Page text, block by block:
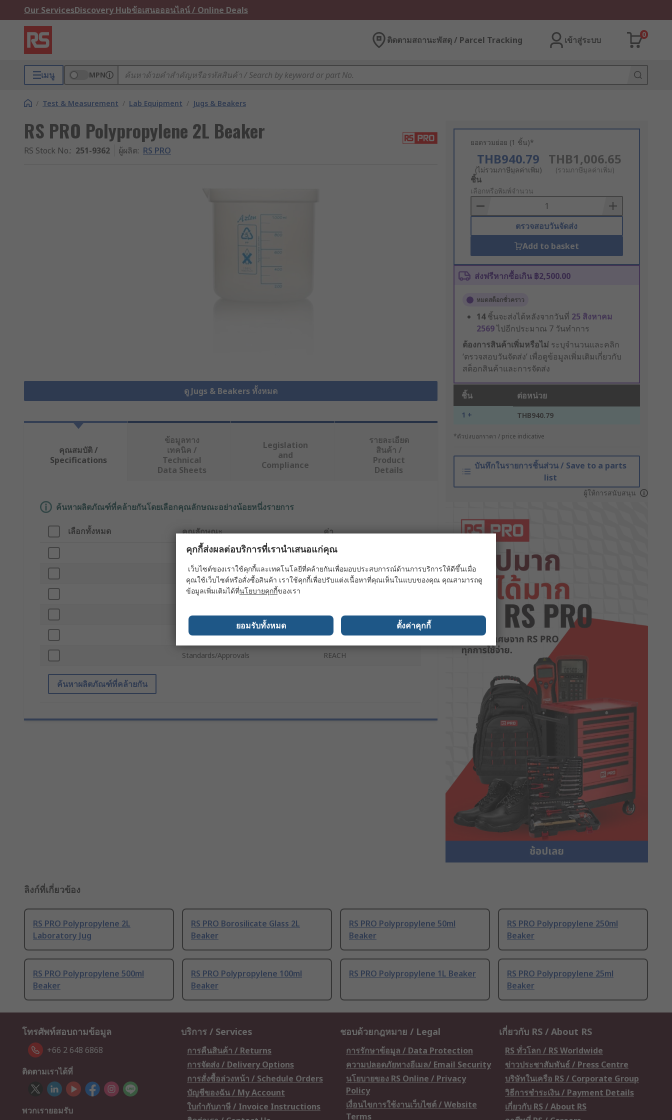
Our ServicesDiscovery Hubข้อเสนอออนไลน์ / Online Deals
ติดตามสถานะพัสดุ / Parcel Tracking เข้าสู่ระบบ
0
เมนู MPN
/ Test & Measurement / Lab Equipment / Jugs & Beakers
RS PRO Polypropylene 2L Beaker
RS Stock No.: 251-9362 ผู้ผลิต: RS PRO
ดู Jugs & Beakers ทั้งหมด
ยอดรวมย่อย (1 ชิ้น)*
THB940.79
(ไม่รวมภาษีมูลค่าเพิ่ม)
THB1,006.65
(รวมภาษีมูลค่าเพิ่ม)
Add
to
Basket
ชิ้น
เลือกหรือพิมพ์จำนวน
ตรวจสอบวันจัดส่ง
Add to basket
ส่งฟรีหากซื้อเกิน ฿2,500.00
หมดสต็อกชั่วคราว
14ชิ้นจะส่งได้หลังจากวันที่ 25 สิงหาคม
2569ไปอีกประมาณ 7 วันทำการ
ต้องการสินค้าเพิ่มหรือไม่ ระบุจำนวนและคลิก
‘ตรวจสอบวันจัดส่ง’ เพื่อดูข้อมูลเพิ่มเติมเกี่ยวกับ
สต็อกสินค้าและการจัดส่ง
ชิ้น ต่อหน่วย
1 + THB940.79
*ตัวบ่งบอกราคา / price indicative
บันทึกในรายการชิ้นส่วน / Save to a parts
list
ผู้ให้การสนับสนุน
คุณสมบัติ /
Specifications
ข้อมูลทาง
เทคนิค /
Technical
Data Sheets
Legislation
and
Compliance
รายละเอียด
สินค้า /
Product
Details
ค้นหาผลิตภัณฑ์ที่คล้ายกันโดยเลือกคุณลักษณะอย่างน้อยหนึ่งรายการ
เลือกทั้งหมด คุณลักษณะ ค่า
Brand RS PRO
Product Type Beaker
Material
Capacity 2L
Length 160mm
Standards/Approvals REACH
ค้นหาผลิตภัณฑ์ที่คล้ายกัน
ลิงก์ที่เกี่ยวข้อง
RS PRO Polypropylene 2L
Laboratory Jug
RS PRO Borosilicate Glass 2L
Beaker
RS PRO Polypropylene 50ml
Beaker
RS PRO Polypropylene 250ml
Beaker
RS PRO Polypropylene 500ml
Beaker
RS PRO Polypropylene 100ml
Beaker
RS PRO Polypropylene 1L Beaker
RS PRO Polypropylene 25ml
Beaker
โทรศัพท์สอบถามข้อมูล
+66 2 648 6868
ติดตามเราได้ที่
พวกเรายอมรับ
บริการ / Services
การคืนสินค้า / Returns
การจัดส่ง / Delivery Options
การสั่งซื้อล่วงหน้า / Schedule Orders
บัญชีของฉัน / My Account
ใบกำกับภาษี / Invoice Instructions
ชอบด้วยกฎหมาย / Legal
การรักษาข้อมูล / Data Protection
ความปลอดภัยทางอีเมล/ Email Security
นโยบายของ RS Online / Privacy
Policy
เงื่อนไขการใช้งานเว็บไซต์ / Website
Terms
เกี่ยวกับ RS / About RS
RS ทั่วโลก / RS Worldwide
ข่าวประชาสัมพันธ์ / Press Centre
บริษัทในเครือ RS / Corporate Group
วิธีการชำระเงิน / Payment Details
เกี่ยวกับ RS / About RS
คุกกี้ส่งผลต่อบริการที่เรานำเสนอแก่คุณ
เว็บไซต์ของเราใช้คุกกี้และเทคโนโลยีที่คล้ายกันเพื่อมอบประสบการณ์ด้านการบริการให้ดีขึ้นเมื่อ
คุณใช้เว็บไซต์หรือสั่งซื้อสินค้า เราใช้คุกกี้เพื่อปรับแต่งเนื้อหาที่คุณเห็นในแบบของคุณ คุณสามารถดู
ข้อมูลเพิ่มเติมได้ที่นโยบายคุกกี้ของเรา
ยอมรับทั้งหมด ตั้งค่าคุกกี้